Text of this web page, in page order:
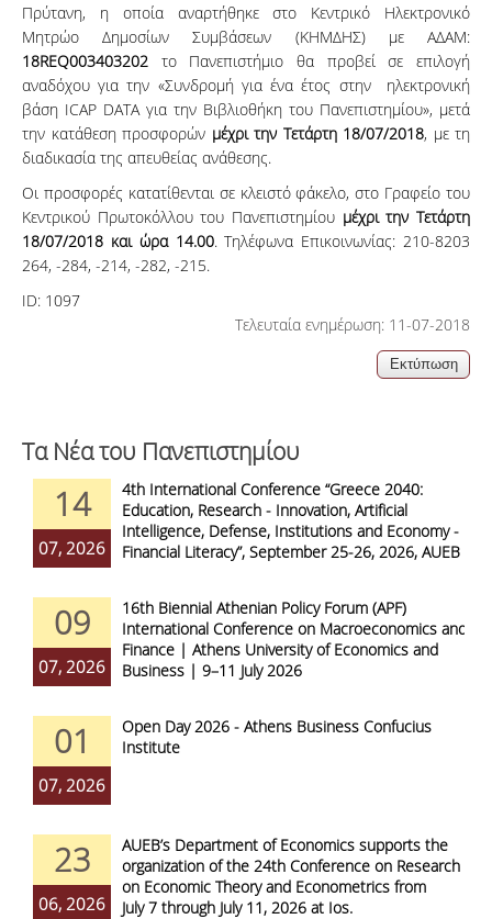
Πρύτανη, η οποία αναρτήθηκε στο Κεντρικό Ηλεκτρονικό
Μητρώο Δημοσίων Συμβάσεων (ΚΗΜΔΗΣ) με ΑΔΑΜ:
18REQ003403202 το Πανεπιστήμιο θα προβεί σε επιλογή
αναδόχου για την «Συνδρομή για ένα έτος στην ηλεκτρονική
βάση ICAP DATA για την Βιβλιοθήκη του Πανεπιστημίου», μετά
την κατάθεση προσφορών μέχρι την Τετάρτη 18/07/2018, με τη
διαδικασία της απευθείας ανάθεσης.
Οι προσφορές κατατίθενται σε κλειστό φάκελο, στο Γραφείο του
Κεντρικού Πρωτοκόλλου του Πανεπιστημίου μέχριτην Τετάρτη
18/07/2018 και ώρα 14.00. Τηλέφωνα Επικοινωνίας: 210-8203
264, -284, -214, -282, -215.
ID: 1097
Τελευταία ενημέρωση: 11-07-2018
Τα Νέα του Πανεπιστημίου
14
07, 2026
4th International Conference “Greece 2040:
Education, Research - Innovation, Artificial
Intelligence, Defense, Institutions and Economy -
Financial Literacy”, September 25-26, 2026, AUEB
09
07, 2026
16th Biennial Athenian Policy Forum (APF)
International Conference on Macroeconomics and
Finance | Athens University of Economics and
Business | 9–11 July 2026
01
07, 2026
Open Day 2026 - Athens Business Confucius
Institute
23
06, 2026
AUEB’s Department of Economics supports the
organization of the 24th Conference on Research
on Economic Theory and Econometrics from
July 7 through July 11, 2026 at Ios.